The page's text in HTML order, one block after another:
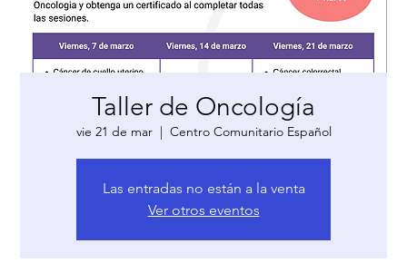
Taller de Oncología
vie 21 de mar
  |
Centro Comunitario Español
Las entradas no están a la venta
Ver otros eventos